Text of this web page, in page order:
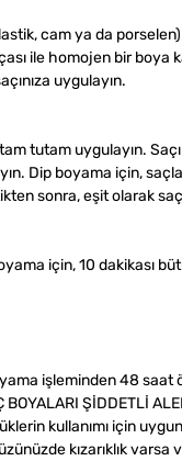
cam ya da porselen)
ile homojen bir boya
uygulayın.
tutam uygulayın.
Dip boyama için,
sonra, eşit olarak
için, 10 dakikası
işleminden 48 saat
ŞİDDETLİ
kullanımı için
kızarıklık